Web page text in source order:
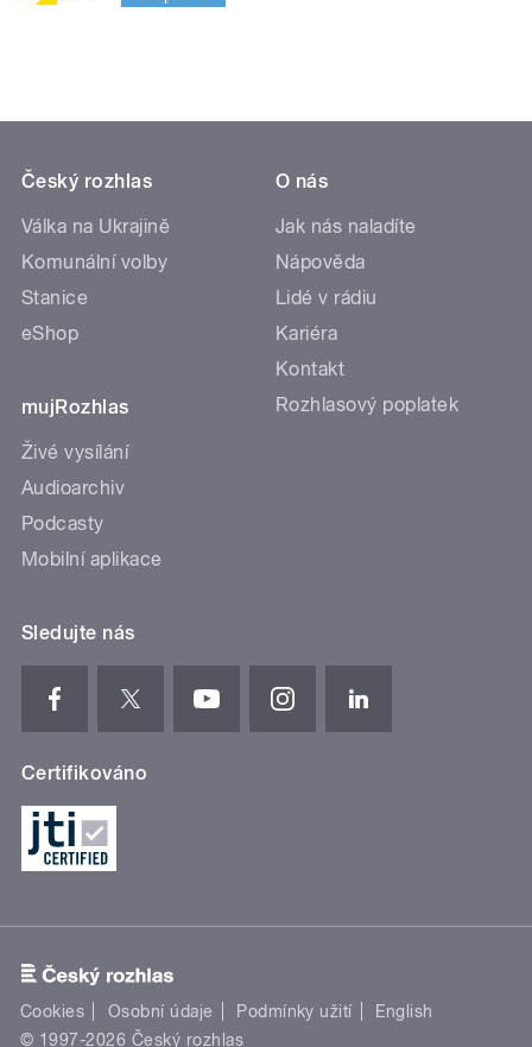
Český rozhlas
Válka na Ukrajině
Komunální volby
Stanice
eShop
mujRozhlas
Živé vysílání
Audioarchiv
Podcasty
Mobilní aplikace
O nás
Jak nás naladíte
Nápověda
Lidé v rádiu
Kariéra
Kontakt
Rozhlasový poplatek
Sledujte nás
Certifikováno
Cookies Osobní údaje Podmínky užití
English
© 1997-2026 Český rozhlas